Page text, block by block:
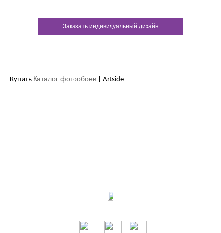
Заказать индивидуальный дизайн
Купить Каталог фотообоев | Artside